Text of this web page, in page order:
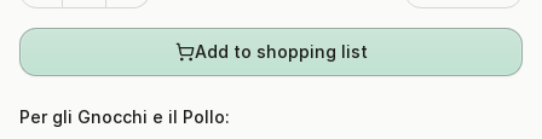
Add to shopping list
Per gli Gnocchi e il Pollo: